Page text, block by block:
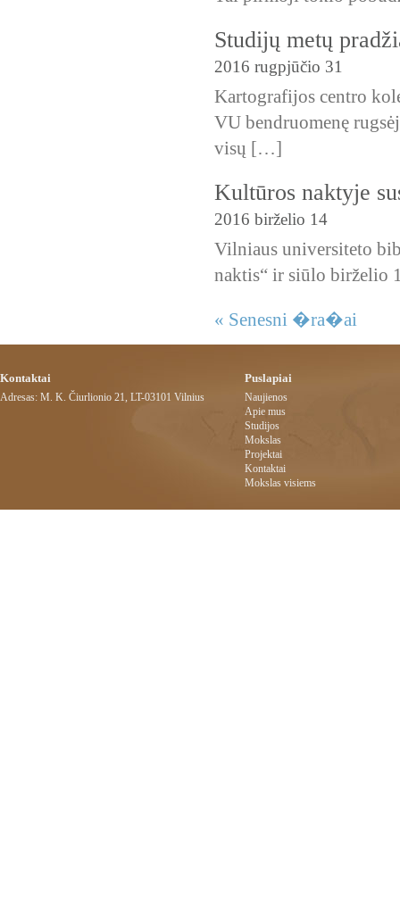
Studijų metų
2016 rugpjūčio 31
Kartografijos centro
VU bendruomenę
visų […]
Kultūros naktyje
2016 birželio 14
Vilniaus universiteto
naktis“ ir siūlo birželio
« Senesni �ra�ai
Kontaktai
Adresas: M. K. Čiurlionio 21, LT-03101 Vilnius
Puslapiai
Naujienos
Apie mus
Studijos
Mokslas
Projektai
Kontaktai
Mokslas visiems